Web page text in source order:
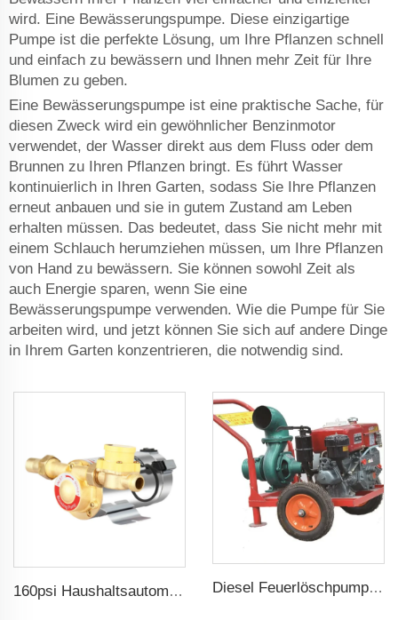
wird. Eine Bewässerungspumpe. Diese einzigartige
Pumpe ist die perfekte Lösung, um Ihre Pflanzen schnell
und einfach zu bewässern und Ihnen mehr Zeit für Ihre
Blumen zu geben.
Eine Bewässerungspumpe ist eine praktische Sache, für
diesen Zweck wird ein gewöhnlicher Benzinmotor
verwendet, der Wasser direkt aus dem Fluss oder dem
Brunnen zu Ihren Pflanzen bringt. Es führt Wasser
kontinuierlich in Ihren Garten, sodass Sie Ihre Pflanzen
erneut anbauen und sie in gutem Zustand am Leben
erhalten müssen. Das bedeutet, dass Sie nicht mehr mit
einem Schlauch herumziehen müssen, um Ihre Pflanzen
von Hand zu bewässern. Sie können sowohl Zeit als
auch Energie sparen, wenn Sie eine
Bewässerungspumpe verwenden. Wie die Pumpe für Sie
arbeiten wird, und jetzt können Sie sich auf andere Dinge
in Ihrem Garten konzentrieren, die notwendig sind.
160psi Haushaltsautomatische Boosterwasserpumpe Diesel Feuerlöschpumpe für landwirtschaftliche Bewässerung